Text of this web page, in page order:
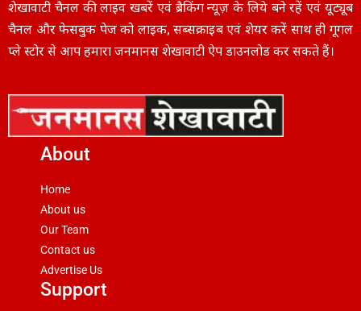
शेखावाटी चैनल की लाइव खबरें एवं ब्रैकिंग न्यूज़ के लिये बने रहें एवं यूट्यूब
चैनल और फेसबुक पेज को लाइक, सब्सक्राइब एवं शेयर करें साथ ही गूगल
प्ले स्टोर से आप हमारा जनमानस शेखावाटी ऐप डाउनलोड कर सकते हैं।
About
Home
About us
Our Team
Contact us
Advertise Us
Support